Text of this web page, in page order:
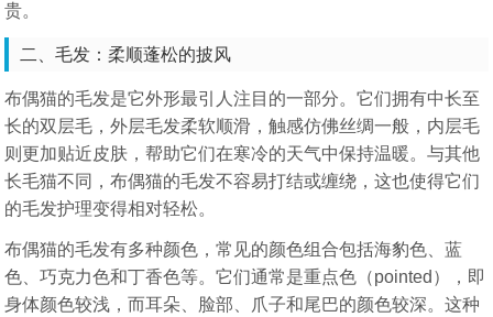
贵。
二、毛发：柔顺蓬松的披风
布偶猫的毛发是它外形最引人注目的一部分。它们拥有中长至
长的双层毛，外层毛发柔软顺滑，触感仿佛丝绸一般，内层毛
则更加贴近皮肤，帮助它们在寒冷的天气中保持温暖。与其他
长毛猫不同，布偶猫的毛发不容易打结或缠绕，这也使得它们
的毛发护理变得相对轻松。
布偶猫的毛发有多种颜色，常见的颜色组合包括海豹色、蓝
色、巧克力色和丁香色等。它们通常是重点色（pointed），即
身体颜色较浅，而耳朵、脸部、爪子和尾巴的颜色较深。这种